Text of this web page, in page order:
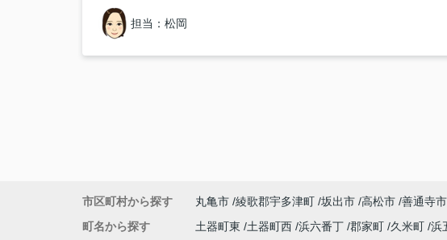
担当：松岡
市区町村から探す 丸亀市 綾歌郡宇多津町 坂出市 高松市 善通寺市
町名から探す
土器町東 土器町西 浜六番丁 郡家町 久米町 浜